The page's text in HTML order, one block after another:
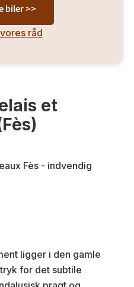
biler >>
råd
et
ligger i den gamle
for det subtile